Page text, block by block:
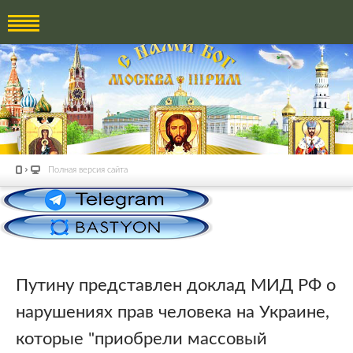
Полная версия сайта
Путину представлен доклад МИД РФ о
нарушениях прав человека на Украине,
которые "приобрели массовый